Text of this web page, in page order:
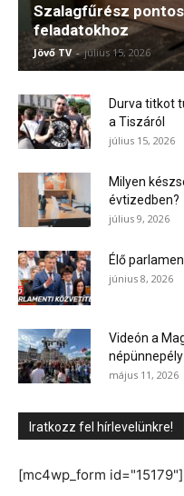
Szalagfűrész
feladatokhoz
Jövő TV - július 15, 2026
Durva titkot
a Tiszáról
július 15, 2026
Milyen
évtizedben?
július 9, 2026
Élő
június 8, 2026
Videón a
népünnepély
május 11, 2026
Iratkozz fel hírlevelünkre!
[mc4wp_form id="15179"]